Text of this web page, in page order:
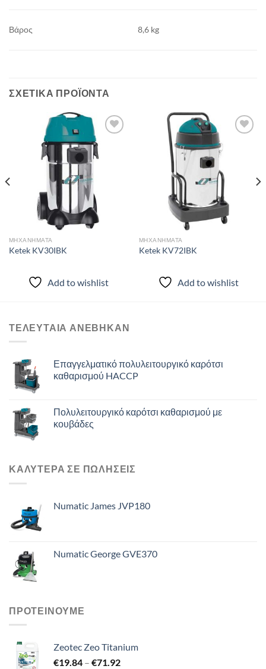
Βάρος 8,6 kg
ΣΧΕΤΙΚΆ ΠΡΟΪΌΝΤΑ
ΜΗΧΑΝΗΜΑΤΑ
Ketek KV30IBK
Add to wishlist
ΜΗΧΑΝΗΜΑΤΑ
Ketek KV72IBK
Add to wishlist
ΤΕΛΕΥΤΑΙΑ ΑΝΈΒΗΚΑΝ
Επαγγελματικό πολυλειτουργικό καρότσι
καθαρισμού HACCP
Πολυλειτουργικό καρότσι καθαρισμού με
κουβάδες
ΚΑΛΥΤΕΡΑ ΣΕ ΠΩΛΗΣΕΙΣ
Numatic James JVP180
Numatic George GVE370
ΠΡΟΤΕΙΝΟΥΜΕ
Zeotec Zeo Titanium
€19.84 – €71.92Price